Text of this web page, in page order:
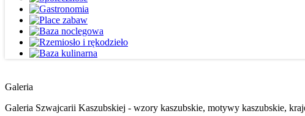
Galeria
Galeria Szwajcarii Kaszubskiej - wzory kaszubskie, motywy kaszubskie,